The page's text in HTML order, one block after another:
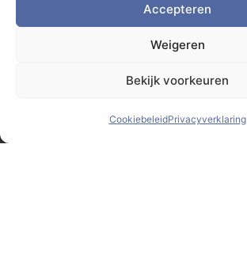
Accepteren
Weigeren
Bekijk voorkeuren
CookiebeleidPrivacyverklaring
© Monsterbox